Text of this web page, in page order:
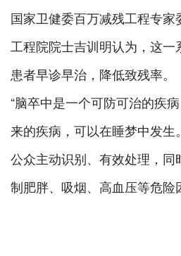
国家卫健委百万减残工程专
工程院院士吉训明认为，这一
患者早诊早治，降低致残率。
“脑卒中是一个可防可治的疾
来的疾病，可以在睡梦中发生
公众主动识别、有效处理，
制肥胖、吸烟、高血压等危险